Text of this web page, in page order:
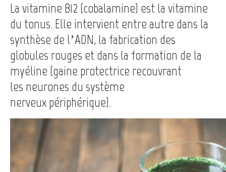
La vitamine B12 (cobalamine) est la vitamine
du tonus. Elle intervient entre autre dans la
synthèse de l’ADN, la fabrication des
globules rouges et dans la formation de la
myéline (gaine protectrice recouvrant
les neurones du système
nerveux périphérique).